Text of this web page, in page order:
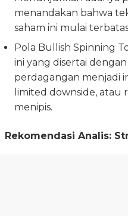
menandakan bahwa
saham ini mulai
Pola Bullish Spinning
ini yang disertai
perdagangan menjadi
limited downside, atau
menipis.
Rekomendasi Analis: